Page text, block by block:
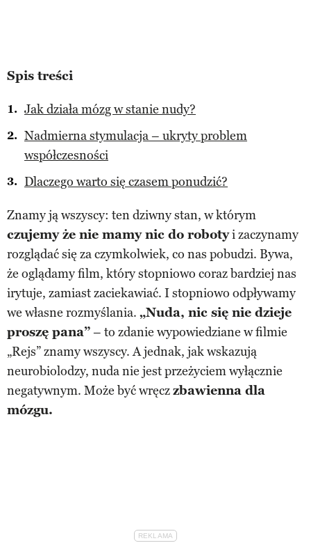
Spis treści
Jak działa mózg w stanie nudy?
Nadmierna stymulacja – ukryty problem
współczesności
Dlaczego warto się czasem ponudzić?
Znamy ją wszyscy: ten dziwny stan, w którym
czujemy że nie mamy nic do robotyi zaczynamy
rozglądać się za czymkolwiek, co nas pobudzi. Bywa,
że oglądamy film, który stopniowo coraz bardziej nas
irytuje, zamiast zaciekawiać. I stopniowo odpływamy
we własne rozmyślania. „Nuda, nic się nie dzieje
proszę pana”– to zdanie wypowiedziane w filmie
„Rejs” znamy wszyscy. A jednak, jak wskazują
neurobiolodzy, nuda nie jest przeżyciem wyłącznie
negatywnym. Może być wręczzbawienna dla
mózgu.